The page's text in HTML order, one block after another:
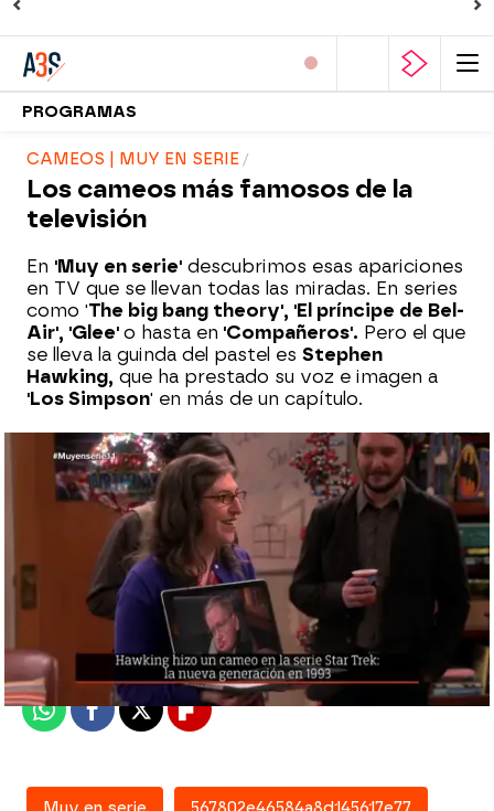
PROGRAMAS
CAMEOS | MUY EN SERIE
Los cameos más famosos de la
televisión
En 'Muy en serie' descubrimos esas apariciones
en TV que se llevan todas las miradas. En series
como 'The big bang theory', 'El príncipe de Bel-
Air', 'Glee' o hasta en 'Compañeros'. Pero el que
se lleva la guinda del pastel es Stephen
Hawking, que ha prestado su voz e imagen a
'Los Simpson' en más de un capítulo.
atreseries
Madrid
Publicado:07 de febrero de 2018, 15:27
WhatsappFacebook
X Flipboard